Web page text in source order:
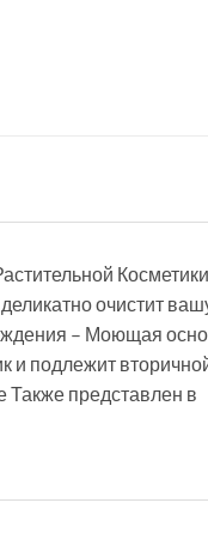
очистит
– Моющая
и подлежит
Также представлен в